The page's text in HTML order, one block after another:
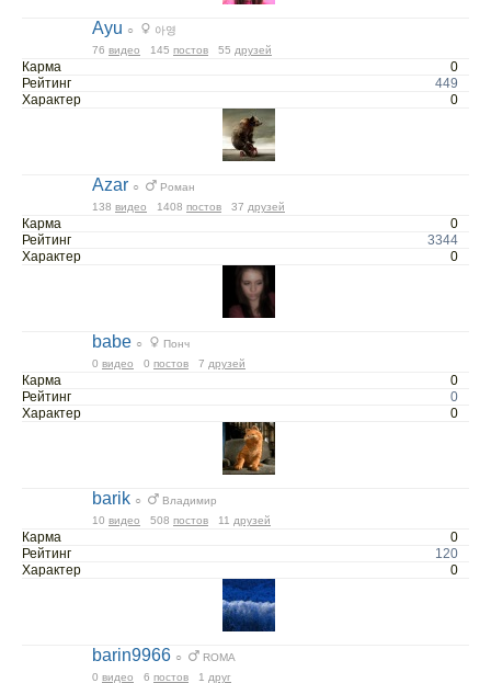
Ayu ○
아영
76 видео 145 постов 55 друзей
Карма
0
Рейтинг
449
Характер
0
Azar ○
Роман
138 видео 1408 постов 37 друзей
Карма
0
Рейтинг
3344
Характер
0
babe ○
Понч
0 видео 0 постов 7 друзей
Карма
0
Рейтинг
0
Характер
0
barik ○
Владимир
10 видео 508 постов 11 друзей
Карма
0
Рейтинг
120
Характер
0
barin9966 ○
ROMA
0 видео 6 постов 1 друг